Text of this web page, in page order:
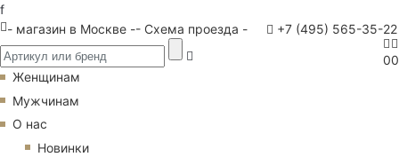
f
- магазин в Москве -- Схема проезда - +7 (495) 565-35-22
00
Женщинам
Мужчинам
О нас
Новинки